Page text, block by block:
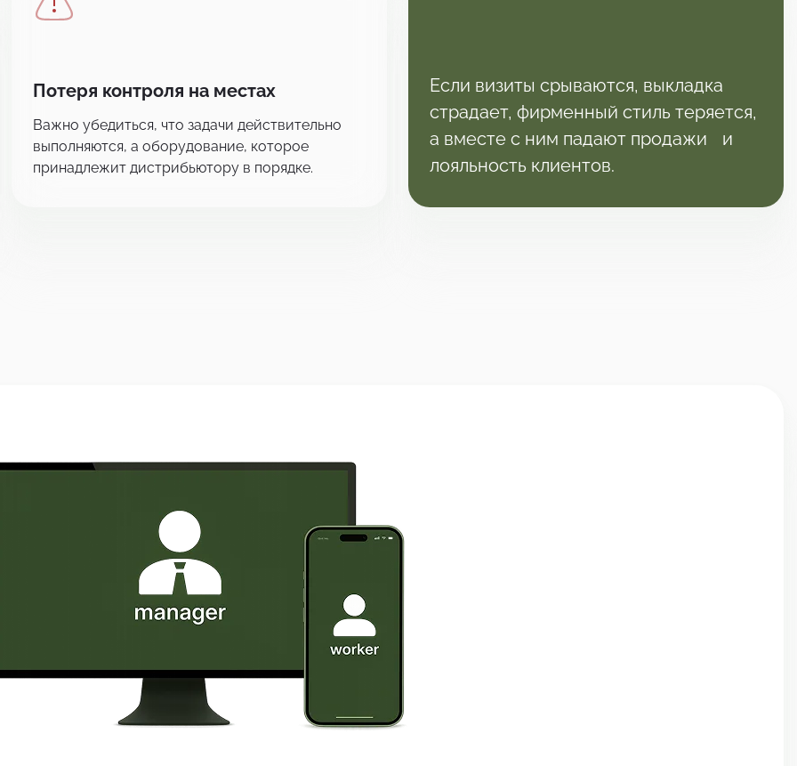
Потеря контроля на местах
Важно убедиться, что задачи действительно
выполняются, а оборудование, которое
принадлежит дистрибьютору в порядке.
Если визиты срываются, выкладка
страдает, фирменный стиль теряется,
а вместе с ним падают продажи и
лояльность клиентов.